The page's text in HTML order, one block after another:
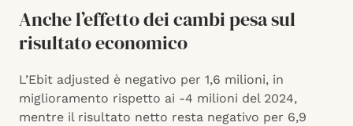
Anche l’effetto dei cambi pesa sul
risultato economico
L’Ebit adjusted è negativo per 1,6 milioni, in
miglioramento rispetto ai -4 milioni del 2024,
mentre il risultato netto resta negativo per 6,9